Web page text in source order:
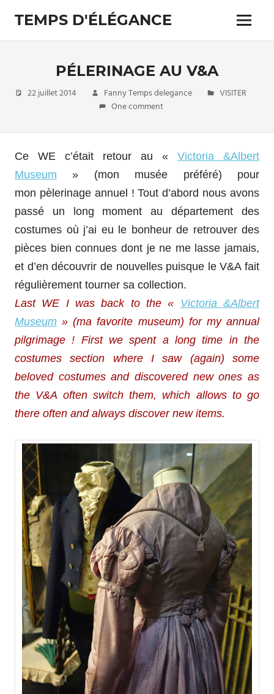
content
TEMPS D'ÉLÉGANCE
Pour
costumes
Menu
PÉLERINAGE AU V&A
22 juillet 2014 Fanny Temps delegance
VISITER
One comment
Ce WE c’était retour au « Victoria &Albert
Museum » (mon musée préféré) pour
mon pèlerinage annuel ! Tout d’abord nous avons
passé un long moment au département des
costumes où j’ai eu le bonheur de retrouver des
pièces bien connues dont je ne me lasse jamais,
et d’en découvrir de nouvelles puisque le V&A fait
régulièrement tourner sa collection.
Last WE I was back to the « Victoria &Albert
Museum » (ma favorite museum) for my annual
pilgrimage ! First we spent a long time in the
costumes section where I saw (again) some
beloved costumes and discovered new ones as
the V&A often switch them, which allows to go
there often and always discover new items.